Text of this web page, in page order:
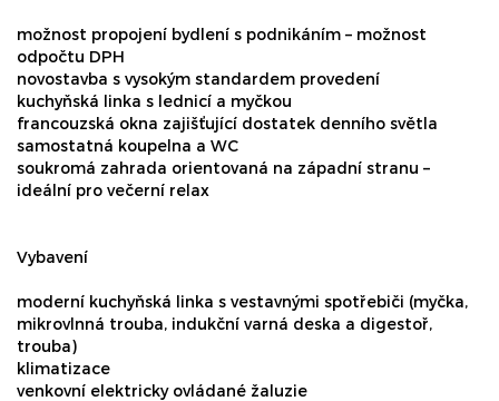
možnost propojení bydlení s podnikáním – možnost
odpočtu DPH
novostavba s vysokým standardem provedení
kuchyňská linka s lednicí a myčkou
francouzská okna zajišťující dostatek denního světla
samostatná koupelna a WC
soukromá zahrada orientovaná na západní stranu –
ideální pro večerní relax
Vybavení
moderní kuchyňská linka s vestavnými spotřebiči (myčka,
mikrovlnná trouba, indukční varná deska a digestoř,
trouba)
klimatizace
venkovní elektricky ovládané žaluzie